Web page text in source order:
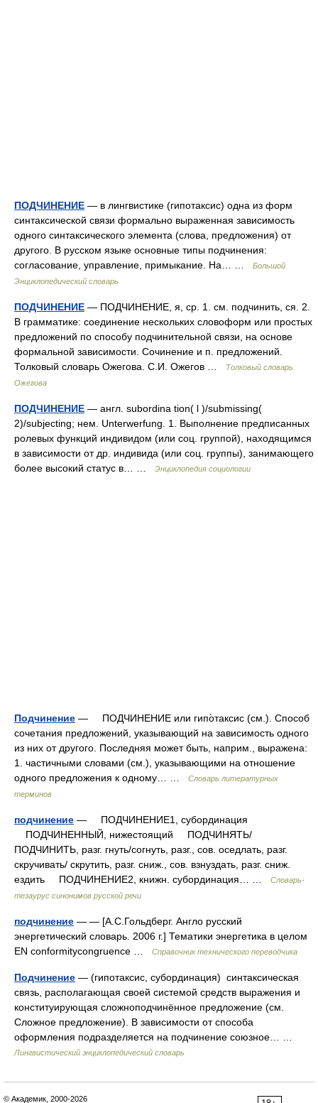
ПОДЧИНЕНИЕ — в лингвистике (гипотаксис) одна из форм
синтаксической связи формально выраженная зависимость
одного синтаксического элемента (слова, предложения) от
другого. В русском языке основные типы подчинения:
согласование, управление, примыкание. На… …
Большой
Энциклопедический словарь
ПОДЧИНЕНИЕ — ПОДЧИНЕНИЕ, я, ср. 1. см. подчинить, ся. 2.
В грамматике: соединение нескольких словоформ или простых
предложений по способу подчинительной связи, на основе
формальной зависимости. Сочинение и п. предложений.
Толковый словарь Ожегова. С.И. Ожегов …
Толковый словарь
Ожегова
ПОДЧИНЕНИЕ — англ. subordina tion( l )/submissing(
2)/subjecting; нем. Unterwerfung. 1. Выполнение предписанных
ролевых функций индивидом (или соц. группой), находящимся
в зависимости от др. индивида (или соц. группы), занимающего
более высокий статус в… …
Энциклопедия социологии
Подчинение — ПОДЧИНЕНИЕ или гипо̀таксис (см.). Способ
сочетания предложений, указывающий на зависимость одного
из них от другого. Последняя может быть, наприм., выражена:
1. частичными словами (см.), указывающими на отношение
одного предложения к одному… …
Словарь литературных
терминов
подчинение — ПОДЧИНЕНИЕ1, субординация
ПОДЧИНЕННЫЙ, нижестоящий ПОДЧИНЯТЬ/
ПОДЧИНИТЬ, разг. гнуть/согнуть, разг., сов. оседлать, разг.
скручивать/ скрутить, разг. сниж., сов. взнуздать, разг. сниж.
ездить ПОДЧИНЕНИЕ2, книжн. субординация… …
Словарь-
тезаурус синонимов русской речи
подчинение — — [А.С.Гольдберг. Англо русский
энергетический словарь. 2006 г.] Тематики энергетика в целом
EN conformitycongruence …
Справочник технического переводчика
Подчинение — (гипотаксис, субординация) синтаксическая
связь, располагающая своей системой средств выражения и
конституирующая сложноподчинённое предложение (см.
Сложное предложение). В зависимости от способа
оформления подразделяется на подчинение союзное… …
Лингвистический энциклопедический словарь
© Академик, 2000-2026